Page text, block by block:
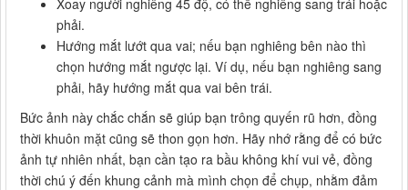
phải.
Hướng mắt lướt qua vai; nếu bạn nghiêng bên nào thì
chọn hướng mắt ngược lại. Ví dụ, nếu bạn nghiêng sang
phải, hãy hướng mắt qua vai bên trái.
Bức ảnh này chắc chắn sẽ giúp bạn trông quyến rũ hơn, đồng
thời khuôn mặt cũng sẽ thon gọn hơn. Hãy nhớ rằng để có bức
ảnh tự nhiên nhất, bạn cần tạo ra bầu không khí vui vẻ, đồng
thời chú ý đến khung cảnh mà mình chọn để chụp, nhằm đảm